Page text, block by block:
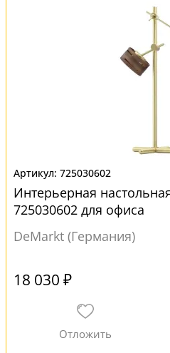
725030602
Интерьерная
725030602 для офиса
DeMarkt (Германия)
18 030 ₽